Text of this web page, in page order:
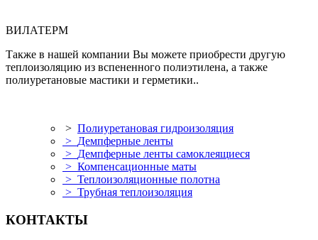
ВИЛАТЕРМ
Также в нашей компании Вы можете приобрести другую
теплоизоляцию из вспененного полиэтилена, а также
полиуретановые мастики и герметики..
> Полиуретановая гидроизоляция
> Демпферные ленты
> Демпферные ленты самоклеящиеся
> Компенсационные маты
> Теплоизоляционные полотна
> Трубная теплоизоляция
КОНТАКТЫ